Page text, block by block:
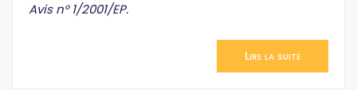
Avis n° 1/2001/EP.
Lire la suite